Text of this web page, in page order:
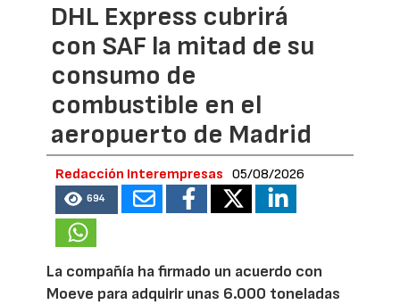
DHL Express cubrirá
con SAF la mitad de su
consumo de
combustible en el
aeropuerto de Madrid
Redacción Interempresas 05/08/2026
694
La compañía ha firmado un acuerdo con
Moeve para adquirir unas 6.000 toneladas